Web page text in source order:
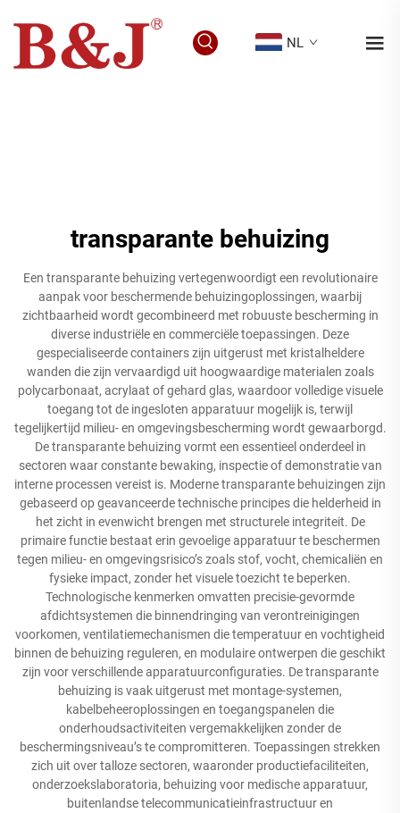
NL
transparante behuizing
Een transparante behuizing vertegenwoordigt een revolutionaire
aanpak voor beschermende behuizingoplossingen, waarbij
zichtbaarheid wordt gecombineerd met robuuste bescherming in
diverse industriële en commerciële toepassingen. Deze
gespecialiseerde containers zijn uitgerust met kristalheldere
wanden die zijn vervaardigd uit hoogwaardige materialen zoals
polycarbonaat, acrylaat of gehard glas, waardoor volledige visuele
toegang tot de ingesloten apparatuur mogelijk is, terwijl
tegelijkertijd milieu- en omgevingsbescherming wordt gewaarborgd.
De transparante behuizing vormt een essentieel onderdeel in
sectoren waar constante bewaking, inspectie of demonstratie van
interne processen vereist is. Moderne transparante behuizingen zijn
gebaseerd op geavanceerde technische principes die helderheid in
het zicht in evenwicht brengen met structurele integriteit. De
primaire functie bestaat erin gevoelige apparatuur te beschermen
tegen milieu- en omgevingsrisico’s zoals stof, vocht, chemicaliën en
fysieke impact, zonder het visuele toezicht te beperken.
Technologische kenmerken omvatten precisie-gevormde
afdichtsystemen die binnendringing van verontreinigingen
voorkomen, ventilatiemechanismen die temperatuur en vochtigheid
binnen de behuizing reguleren, en modulaire ontwerpen die geschikt
zijn voor verschillende apparatuurconfiguraties. De transparante
behuizing is vaak uitgerust met montage-systemen,
kabelbeheeroplossingen en toegangspanelen die
onderhoudsactiviteiten vergemakkelijken zonder de
beschermingsniveau’s te compromitteren. Toepassingen strekken
zich uit over talloze sectoren, waaronder productiefaciliteiten,
onderzoekslaboratoria, behuizing voor medische apparatuur,
buitenlandse telecommunicatieinfrastructuur en